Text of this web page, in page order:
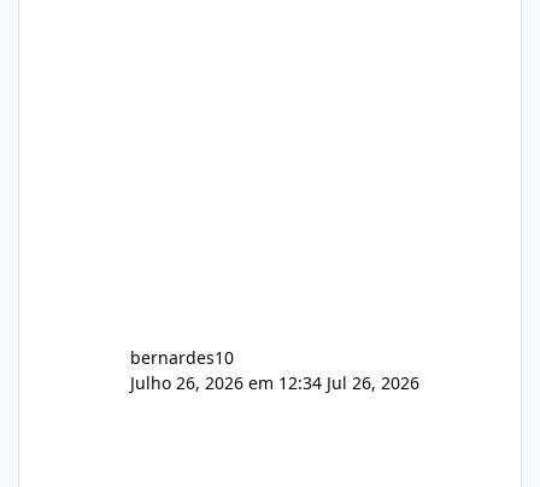
bernardes10
Julho 26, 2026 em 12:34 Jul 26, 2026